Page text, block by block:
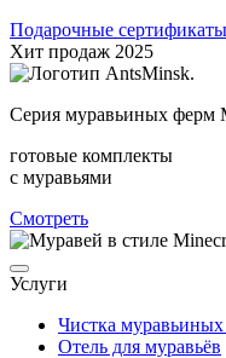
Подарочные сертификаты
Хит продаж 2025
Серия муравьиных ферм
готовые комплекты
с муравьями
Смотреть
Услуги
Чистка
Отель для муравьёв